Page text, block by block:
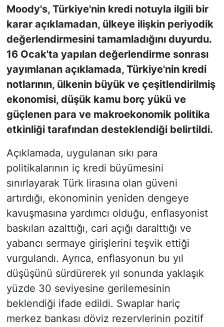
Moody's, Türkiye'nin kredi notuyla ilgili bir
karar açıklamadan, ülkeye ilişkin periyodik
değerlendirmesini tamamladığını duyurdu.
16 Ocak'ta yapılan değerlendirme sonrası
yayımlanan açıklamada, Türkiye'nin kredi
notlarının, ülkenin büyük ve çeşitlendirilmiş
ekonomisi, düşük kamu borç yükü ve
güçlenen para ve makroekonomik politika
etkinliği tarafından desteklendiği belirtildi.
Açıklamada, uygulanan sıkı para
politikalarının iç kredi büyümesini
sınırlayarak Türk lirasına olan güveni
artırdığı, ekonominin yeniden dengeye
kavuşmasına yardımcı olduğu, enflasyonist
baskıları azalttığı, cari açığı daralttığı ve
yabancı sermaye girişlerini teşvik ettiği
vurgulandı. Ayrıca, enflasyonun bu yıl
düşüşünü sürdürerek yıl sonunda yaklaşık
yüzde 30 seviyesine gerilemesinin
beklendiği ifade edildi. Swaplar hariç
merkez bankası döviz rezervlerinin pozitif
KONGRE TAKVİMİ
RÖPORTAJLAR
BİYOGRAFİLER